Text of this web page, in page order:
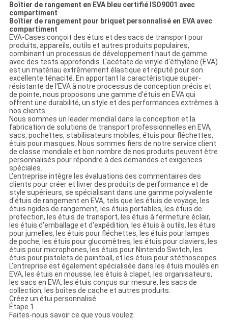
Boîtier de rangement en EVA bleu certifié ISO9001 avec
compartiment
Boîtier de rangement pour briquet personnalisé en EVA avec
compartiment
EVA-Cases conçoit des étuis et des sacs de transport pour
produits, appareils, outils et autres produits populaires,
combinant un processus de développement haut de gamme
avec des tests approfondis. L'acétate de vinyle d'éthylène (EVA)
est un matériau extrêmement élastique et réputé pour son
excellente ténacité. En apportant la caractéristique super-
résistante de l'EVA à notre processus de conception précis et
de pointe, nous proposons une gamme d'étuis en EVA qui
offrent une durabilité, un style et des performances extrêmes à
nos clients.
Nous sommes un leader mondial dans la conception et la
fabrication de solutions de transport professionnelles en EVA,
sacs, pochettes, stabilisateurs mobiles, étuis pour fléchettes,
étuis pour masques. Nous sommes fiers de notre service client
de classe mondiale et bon nombre de nos produits peuvent être
personnalisés pour répondre à des demandes et exigences
spéciales.
L'entreprise intègre les évaluations des commentaires des
clients pour créer et livrer des produits de performance et de
style supérieurs, se spécialisant dans une gamme polyvalente
d'étuis de rangement en EVA, tels que les étuis de voyage, les
étuis rigides de rangement, les étuis portables, les étuis de
protection, les étuis de transport, les étuis à fermeture éclair,
les étuis d'emballage et d'expédition, les étuis à outils, les étuis
pour jumelles, les étuis pour fléchettes, les étuis pour lampes
de poche, les étuis pour glucomètres, les étuis pour claviers, les
étuis pour microphones, les étuis pour Nintendo Switch, les
étuis pour pistolets de paintball, et les étuis pour stéthoscopes.
L'entreprise est également spécialisée dans les étuis moulés en
EVA, les étuis en mousse, les étuis à clapet, les organisateurs,
les sacs en EVA, les étuis conçus sur mesure, les sacs de
collection, les boîtes de cache et autres produits.
Créez un étui personnalisé
Étape 1
Faites-nous savoir ce que vous voulez.